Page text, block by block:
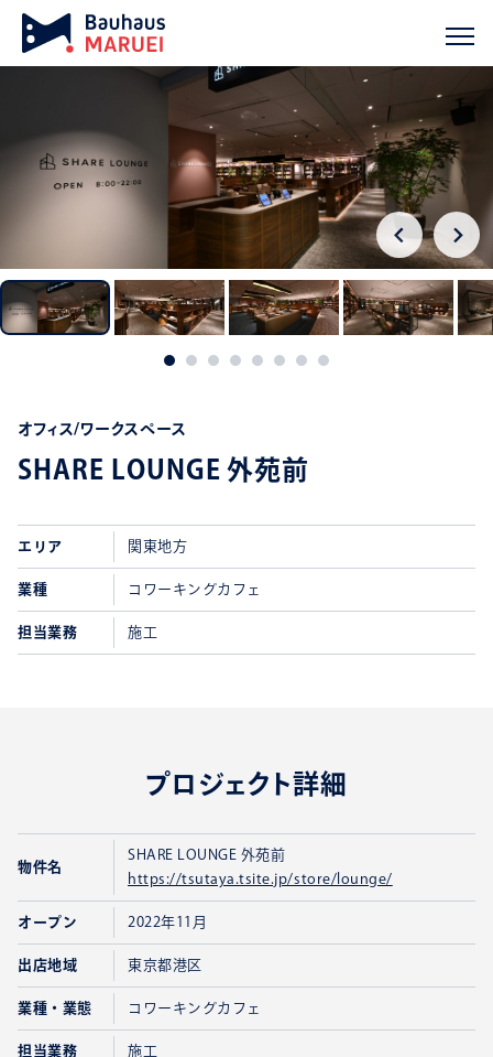
ホーム 実績紹介 chevron_right
オフィス/ワークスペース
SHARE LOUNGE 外苑前
エリア 関東地方
業種 コワーキングカフェ
担当業務 施工
プロジェクト詳細
物件名
SHARE LOUNGE 外苑前
https://tsutaya.tsite.jp/store/lounge/
オープン 2022年11月
出店地域 東京都港区
業種・業態 コワーキングカフェ
担当業務 施工